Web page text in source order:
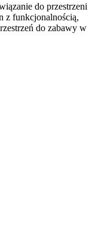
do przestrzeni
z funkcjonalnością,
do zabawy w